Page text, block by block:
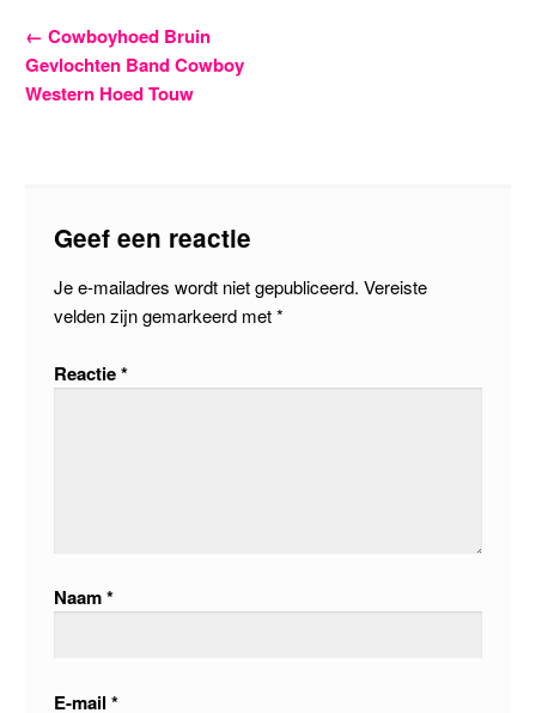
Bericht
navigatie
← Cowboyhoed Bruin
Gevlochten Band Cowboy
Western Hoed Touw
Geef een reactie
Je e-mailadres wordt niet gepubliceerd. Vereiste
velden zijn gemarkeerd met*
Reactie*
Naam*
E-mail*